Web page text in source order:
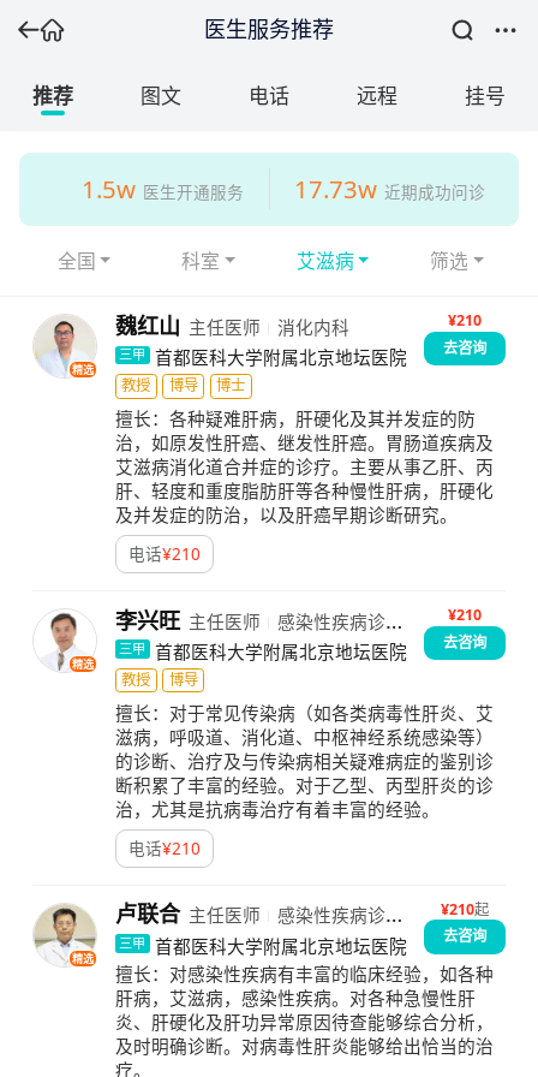
医生服务推荐
推荐 图文 电话 远程 挂号
1.5w 医生开通服务 17.73w 近期成功问诊
全国 科室 艾滋病 筛选
精选
魏红山 主任医师 消化内科
三甲 首都医科大学附属北京地坛医院
¥210
去咨询
教授
博导 博士
擅长： 各种疑难肝病，肝硬化及其并发症的防
治，如原发性肝癌、继发性肝癌。胃肠道疾病及
艾滋病消化道合并症的诊疗。主要从事乙肝、丙
肝、轻度和重度脂肪肝等各种慢性肝病，肝硬化
及并发症的防治，以及肝癌早期诊断研究。
电话¥210
精选
李兴旺 主任医师
感染性疾病诊疗
中心
三甲 首都医科大学附属北京地坛医院
¥210
去咨询
教授
博导
擅长： 对于常见传染病（如各类病毒性肝炎、艾
滋病，呼吸道、消化道、中枢神经系统感染等）
的诊断、治疗及与传染病相关疑难病症的鉴别诊
断积累了丰富的经验。对于乙型、丙型肝炎的诊
治，尤其是抗病毒治疗有着丰富的经验。
电话¥210
精选
卢联合 主任医师
感染性疾病诊疗
中心
三甲 首都医科大学附属北京地坛医院
¥210起
去咨询
擅长： 对感染性疾病有丰富的临床经验，如各种
肝病，艾滋病，感染性疾病。对各种急慢性肝
炎、肝硬化及肝功异常原因待查能够综合分析，
及时明确诊断。对病毒性肝炎能够给出恰当的治
疗。